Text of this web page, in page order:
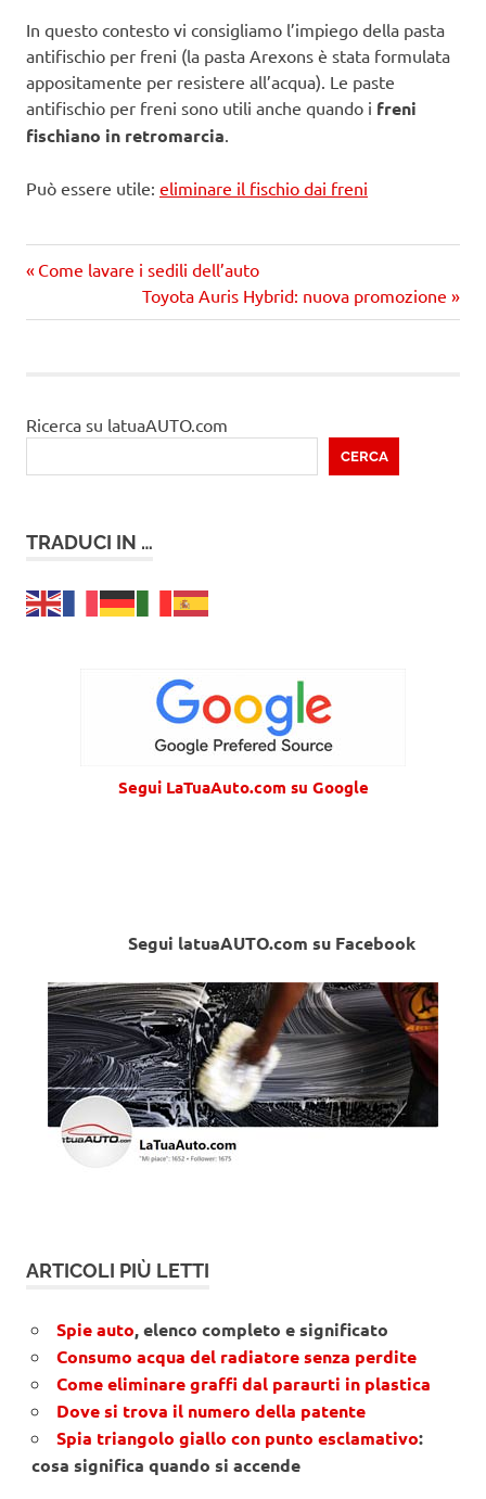
In questo contesto vi consigliamo l’impiego della pasta
antifischio per freni (la pasta Arexons è stata formulata
appositamente per resistere all’acqua). Le paste
antifischio per freni sono utili anche quando i freni
fischiano in retromarcia.
Può essere utile: eliminare il fischio dai freni
Navigazione
articoli
Precedente
Come lavare i sedili dell’auto
Prossimo
articolo
Toyota Auris Hybrid: nuova promozione
Ricerca su latuaAUTO.com
CERCA
TRADUCI IN …
Segui LaTuaAuto.com su Google
Segui latuaAUTO.com su Facebook
ARTICOLI PIÙ LETTI
Spie auto, elenco completo e significato
Consumo acqua del radiatore senza perdite
Come eliminare graffi dal paraurti in plastica
Dove si trova il numero della patente
Spia triangolo giallo con punto esclamativo:
cosa significa quando si accende